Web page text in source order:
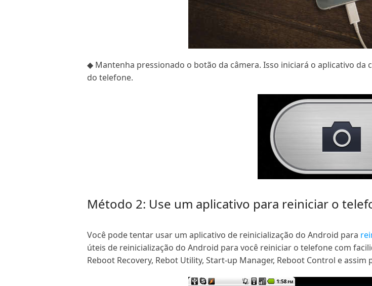
◆ Mantenha pressionado o botão da câmera. Isso iniciará o aplicativo da
do telefone.
Método 2: Use um aplicativo para reiniciar o
Você pode tentar usar um aplicativo de reinicialização do Android para
úteis de reinicialização do Android para você reiniciar o telefone com
Reboot Recovery, Rebot Utility, Start-up Manager, Reboot Control e assim